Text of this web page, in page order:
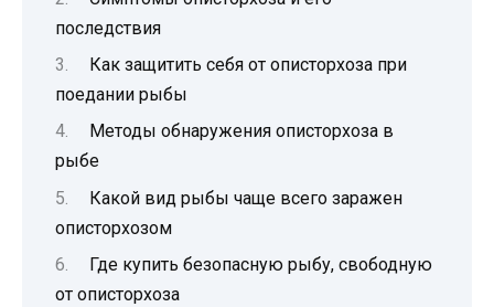
последствия
Как защитить себя от описторхоза при
поедании рыбы
Методы обнаружения описторхоза в
рыбе
Какой вид рыбы чаще всего заражен
описторхозом
Где купить безопасную рыбу, свободную
от описторхоза